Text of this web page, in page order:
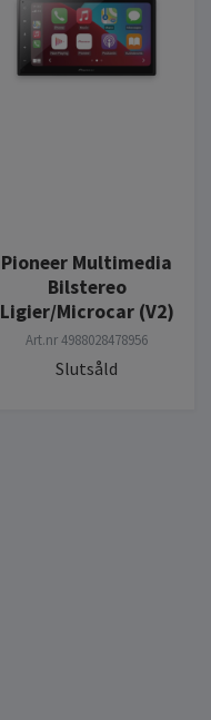
Pioneer Multimedia
Bilstereo
Ligier/Microcar (V2)
Art.nr4988028478956
Slutsåld